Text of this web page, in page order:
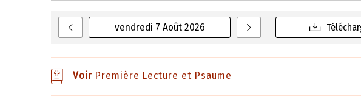
vendredi 7 Août 2026
Voir Première Lecture et Psaume